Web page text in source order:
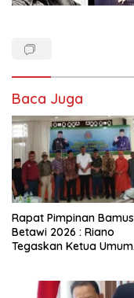
Baca Juga
Rapat Pimpinan Bamus
Betawi 2026 : Riano
Tegaskan Ketua Umum